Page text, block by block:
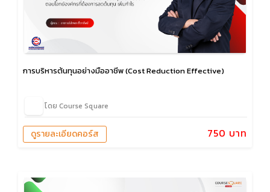
การบริหารต้นทุนอย่างมืออาชีพ (Cost Reduction Effective)
โดย Course Square
750 บาท
ดูรายละเอียดคอร์ส